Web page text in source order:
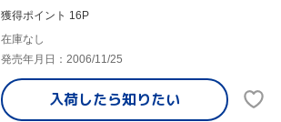
獲得ポイント 16P
在庫なし
発売年月日：2006/11/25
入荷したら知りたい